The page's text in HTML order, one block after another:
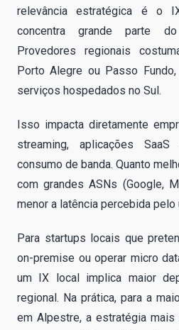
relevância estratégica é o
concentra grande parte
Provedores regionais
Porto Alegre ou Passo
serviços hospedados no Sul.
Isso impacta diretamente
streaming, aplicações
consumo de banda. Quanto
com grandes ASNs (Google,
menor a latência percebida pelo
Para startups locais que
on-premise ou operar micro
um IX local implica maior
regional. Na prática, para a
em Alpestre, a estratégia